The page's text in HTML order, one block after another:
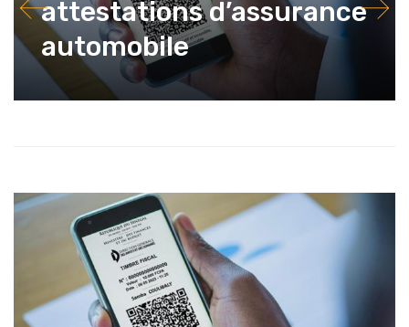
attestations d’assurance
automobile